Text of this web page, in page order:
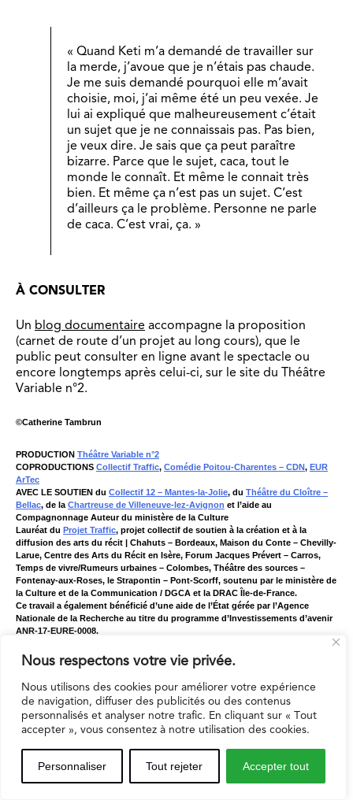
Nous respectons votre vie privée.
Nous utilisons des cookies pour améliorer votre expérience
de navigation, diffuser des publicités ou des contenus
personnalisés et analyser notre trafic. En cliquant sur « Tout
accepter », vous consentez à notre utilisation des cookies.
Personnaliser Tout rejeter Accepter tout
« Quand Keti m’a demandé de travailler sur
la merde, j’avoue que je n’étais pas chaude.
Je me suis demandé pourquoi elle m’avait
choisie, moi, j’ai même été un peu vexée. Je
lui ai expliqué que malheureusement c’était
un sujet que je ne connaissais pas. Pas bien,
je veux dire. Je sais que ça peut paraître
bizarre. Parce que le sujet, caca, tout le
monde le connaît. Et même le connait très
bien. Et même ça n’est pas un sujet. C’est
d’ailleurs ça le problème. Personne ne parle
de caca. C’est vrai, ça. »
À CONSULTER
Un blog documentaire accompagne la proposition
(carnet de route d’un projet au long cours), que le
public peut consulter en ligne avant le spectacle ou
encore longtemps après celui-ci, sur le site du Théâtre
Variable n°2.
©Catherine Tambrun
PRODUCTION Théâtre Variable n°2
COPRODUCTIONS Collectif Traffic, Comédie Poitou-Charentes – CDN, EUR
ArTec
AVEC LE SOUTIEN du Collectif 12 – Mantes-la-Jolie, du Théâtre du Cloître –
Bellac, de la Chartreuse de Villeneuve-lez-Avignon et l’aide au
Compagnonnage Auteur du ministère de la Culture
Lauréat du Projet Traffic, projet collectif de soutien à la création et à la
diffusion des arts du récit | Chahuts – Bordeaux, Maison du Conte – Chevilly-
Larue, Centre des Arts du Récit en Isère, Forum Jacques Prévert – Carros,
Temps de vivre/Rumeurs urbaines – Colombes, Théâtre des sources –
Fontenay-aux-Roses, le Strapontin – Pont-Scorff, soutenu par le ministère de
la Culture et de la Communication / DGCA et la DRAC Île-de-France.
Ce travail a également bénéficié d’une aide de l’État gérée par l’Agence
Nationale de la Recherche au titre du programme d’Investissements d’avenir
ANR-17-EURE-0008.
Texte
Olivia Rosenthal
Mise en scène
Keti Irubetagoyena